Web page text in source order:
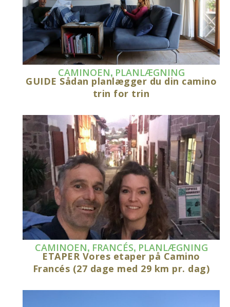
CAMINOEN, PLANLÆGNING
GUIDE Sådan planlægger du din camino
trin for trin
CAMINOEN, FRANCÉS, PLANLÆGNING
ETAPER Vores etaper på Camino
Francés (27 dage med 29 km pr. dag)